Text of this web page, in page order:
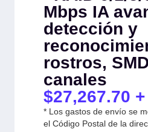
Mbps IA
detección y
rostros,
canales
$27,267.70
* Los gastos de envío se
el Código Postal de la